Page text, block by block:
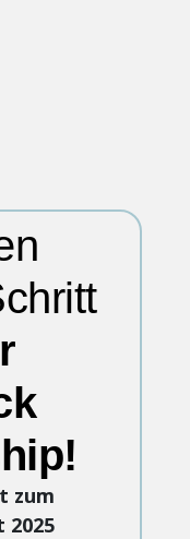
zum
2025